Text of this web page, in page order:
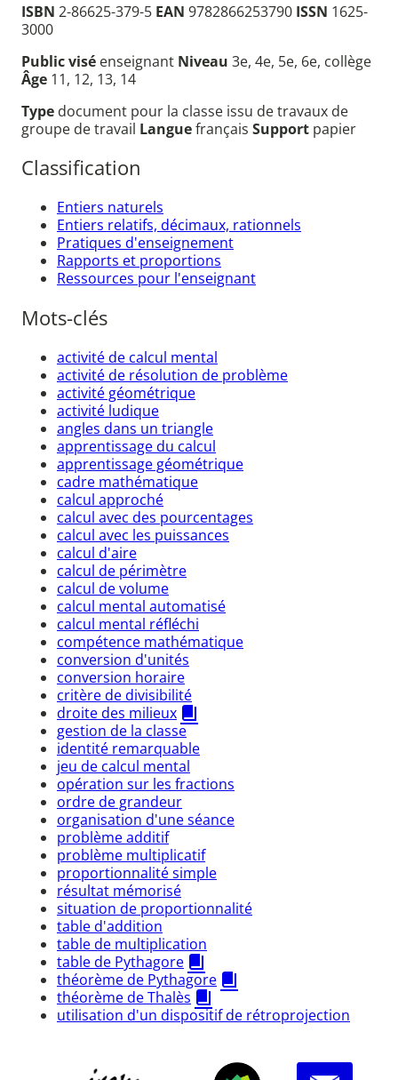
ISBN 2-86625-379-5 EAN 9782866253790 ISSN 1625-
3000
Public visé enseignant Niveau 3e, 4e, 5e, 6e, collège
Âge 11, 12, 13, 14
Type document pour la classe issu de travaux de
groupe de travail Languefrançais Support papier
Classification
Entiers naturels
Entiers relatifs, décimaux, rationnels
Pratiques d'enseignement
Rapports et proportions
Ressources pour l'enseignant
Mots-clés
activité de calcul mental
activité de résolution de problème
activité géométrique
activité ludique
angles dans un triangle
apprentissage du calcul
apprentissage géométrique
cadre mathématique
calcul approché
calcul avec des pourcentages
calcul avec les puissances
calcul d'aire
calcul de périmètre
calcul de volume
calcul mental automatisé
calcul mental réfléchi
compétence mathématique
conversion d'unités
conversion horaire
critère de divisibilité
droite des milieux
gestion de la classe
identité remarquable
jeu de calcul mental
opération sur les fractions
ordre de grandeur
organisation d'une séance
problème additif
problème multiplicatif
proportionnalité simple
résultat mémorisé
situation de proportionnalité
table d'addition
table de multiplication
table de Pythagore
théorème de Pythagore
théorème de Thalès
utilisation d'un dispositif de rétroprojection